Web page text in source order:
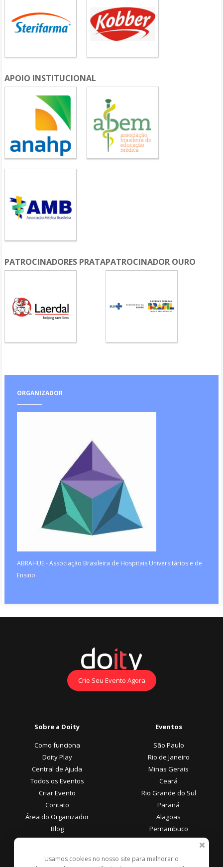
APOIO INSTITUCIONAL
PATROCINADORES PRATAPATROCINADOR OURO
ORGANIZADOR
ABRAHUE - Associação Brasileira de Hospitais Universitários e de
Ensino
Crie Seu Evento Agora
Sobre a Doity
Como funciona
Doity Play
Central de Ajuda
Todos os Eventos
Criar Evento
Contato
Área do Organizador
Blog
Eventos
São Paulo
Rio de Janeiro
Minas Gerais
Ceará
Rio Grande do Sul
Paraná
Alagoas
Pernambuco
Área do Participante Formas de Pagamento
Usamos cookies no nosso site para melhorar o